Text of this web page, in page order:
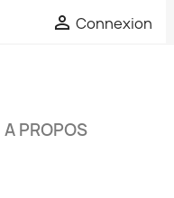
 Connexion
A PROPOS